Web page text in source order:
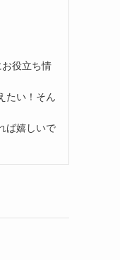
役立ち情
たい！そん
ば嬉しいで